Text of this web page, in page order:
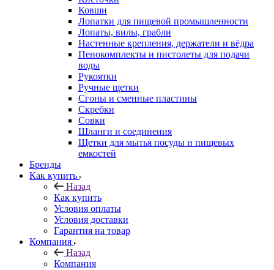
Ковши
Лопатки для пищевой промышленности
Лопаты, вилы, грабли
Настенные крепления, держатели и вёдра
Пенокомплекты и пистолеты для подачи
воды
Рукоятки
Ручные щетки
Сгоны и сменные пластины
Скребки
Совки
Шланги и соединения
Щетки для мытья посуды и пищевых
емкостей
Бренды
Как купить
Назад
Как купить
Условия оплаты
Условия доставки
Гарантия на товар
Компания
Назад
Компания